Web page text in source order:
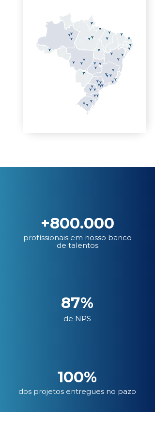
+800.000
profissionais em nosso banco
de talentos
87%
de NPS
100%
dos projetos entregues no pazo